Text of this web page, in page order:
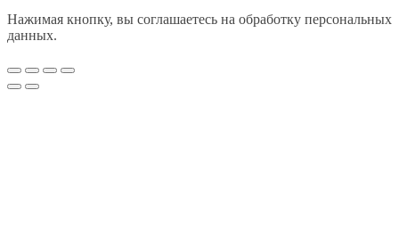
Нажимая кнопку, вы соглашаетесь на обработку персональных
данных.